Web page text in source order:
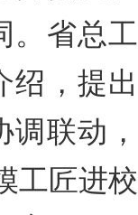
。省总工
绍，提出
联动，
工匠进校